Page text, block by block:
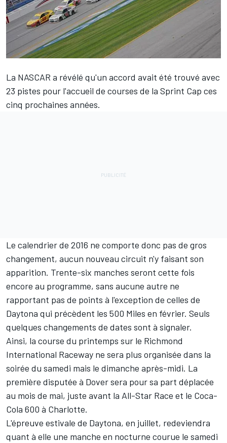
La NASCAR a révélé qu'un accord avait été trouvé avec
23 pistes pour l'accueil de courses de la Sprint Cap ces
cinq prochaines années.
Le calendrier de 2016 ne comporte donc pas de gros
changement, aucun nouveau circuit n'y faisant son
apparition. Trente-six manches seront cette fois
encore au programme, sans aucune autre ne
rapportant pas de points à l'exception de celles de
Daytona qui précèdent les 500 Miles en février. Seuls
quelques changements de dates sont à signaler.
Ainsi, la course du printemps sur le Richmond
International Raceway ne sera plus organisée dans la
soirée du samedi mais le dimanche après-midi. La
première disputée à Dover sera pour sa part déplacée
au mois de mai, juste avant la All-Star Race et le Coca-
Cola 600 à Charlotte.
L'épreuve estivale de Daytona, en juillet, redeviendra
quant à elle une manche en nocturne courue le samedi